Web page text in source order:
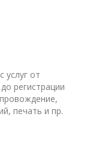
услуг от
регистрации
печать и пр.